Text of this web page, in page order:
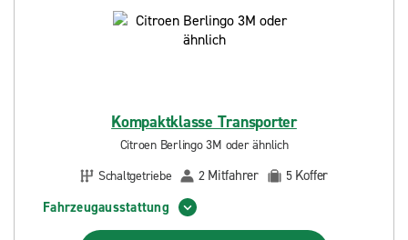
Kompaktklasse Transporter
Citroen Berlingo 3M oder ähnlich
Schaltgetriebe
2 Mitfahrer 5 Koffer
Fahrzeugausstattung